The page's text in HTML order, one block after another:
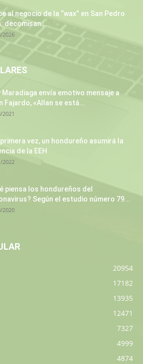
al negocio de la “wax” en San Pedro
decomisan...
2026
Maradiaga envía emotivo mensaje a
Fajardo, «Allan se está...
2021
vez, un hondureño asumirá la
de la EEH
2022
piensa los hondureños del
Según el estudio número 79...
2020
20954
17182
13935
12471
7327
4999
4874